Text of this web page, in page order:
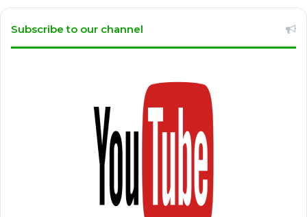
Subscribe to our channel